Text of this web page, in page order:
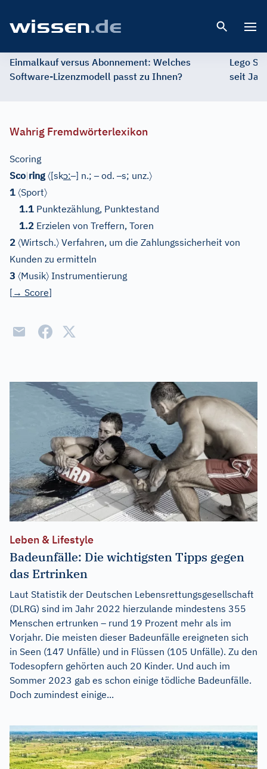
Einmalkauf versus Abonnement: Welches
Software-Lizenzmodell passt zu Ihnen?
Lego
seit
Wahrig Fremdwörterlexikon
Scoring
Sco|ring 〈[skɔ:–] n.;–od.–s; unz.〉
1 〈Sport〉
1.1 Punktezählung, Punktestand
1.2 Erzielen von Treffern, Toren
2 〈Wirtsch.〉 Verfahren, um die Zahlungssicherheit von
Kunden zu ermitteln
3 〈Musik〉 Instrumentierung
[→ Score]
Leben & Lifestyle
Badeunfälle: Die wichtigsten Tipps gegen
das Ertrinken
Laut Statistik der Deutschen Lebensrettungsgesellschaft
(DLRG) sind im Jahr 2022 hierzulande mindestens 355
Menschen ertrunken – rund 19 Prozent mehr als im
Vorjahr. Die meisten dieser Badeunfälle ereigneten sich
in Seen (147 Unfälle) und in Flüssen (105 Unfälle). Zu den
Todesopfern gehörten auch 20 Kinder. Und auch im
Sommer 2023 gab es schon einige tödliche Badeunfälle.
Doch zumindest einige...